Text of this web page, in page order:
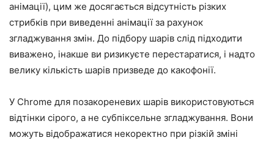
анімації), цим же досягається відсутність різких
стрибків при виведенні анімації за рахунок
згладжування змін. До підбору шарів слід підходити
виважено, інакше ви ризикуєте перестаратися, і надто
велику кількість шарів призведе до какофонії.
У Chrome для позакореневих шарів використовуються
відтінки сірого, а не субпіксельне згладжування. Вони
можуть відображатися некоректно при різкій зміні